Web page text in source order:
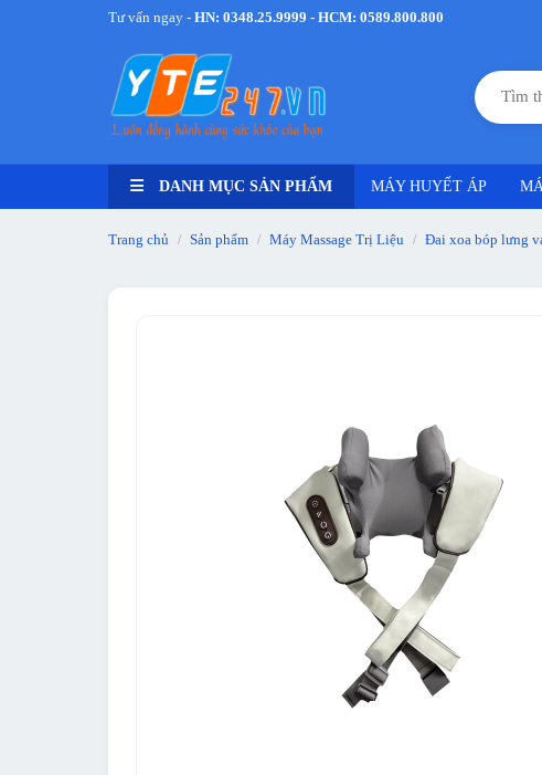
Tư vấn ngay - HN: 0348.25.9999 - HCM: 0589.800.800
DANH MỤC SẢN PHẨM MÁY HUYẾT ÁP
Trang chủ / Sản phẩm / Máy Massage Trị Liệu / Đai xoa bóp lưng